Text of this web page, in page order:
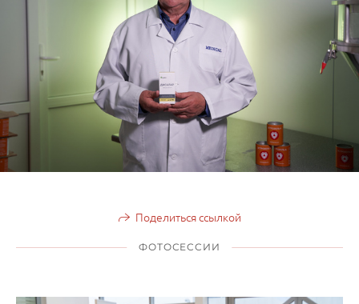
Поделиться ссылкой
ФОТОСЕССИИ